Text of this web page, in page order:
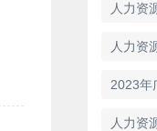
人力资
人力资
人力资